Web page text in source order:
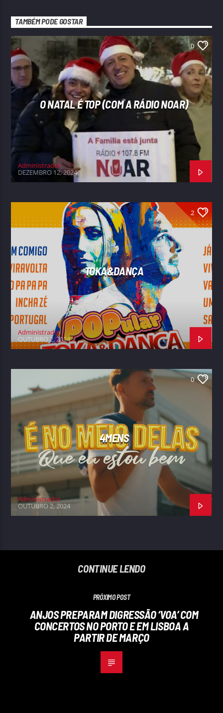
TAMBÉM PODE GOSTAR
0
O NATAL É TOP (COM A RÁDIO NOAR)
Administrador
DEZEMBRO 12, 2024
2
TOKA&DANÇA
Administrador
OUTUBRO 2, 2024
0
4MENS
Administrador
OUTUBRO 2, 2024
CONTINUE LENDO
PRÓXIMO POST
ANJOS PREPARAM DIGRESSÃO ‘VOA’ COM
CONCERTOS NO PORTO E EM LISBOA A
PARTIR DE MARÇO